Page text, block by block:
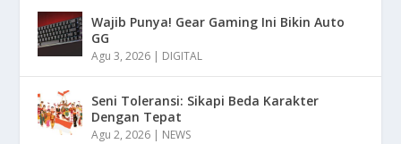
Wajib Punya! Gear Gaming Ini Bikin Auto
GG
Agu 3, 2026 | DIGITAL
Seni Toleransi: Sikapi Beda Karakter
Dengan Tepat
Agu 2, 2026 | NEWS